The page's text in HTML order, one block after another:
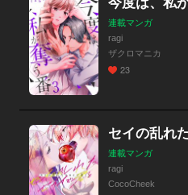
連載マンガ
ragi
ザクロマニカ
23
セイの乱れ
連載マンガ
ragi
CocoCheek